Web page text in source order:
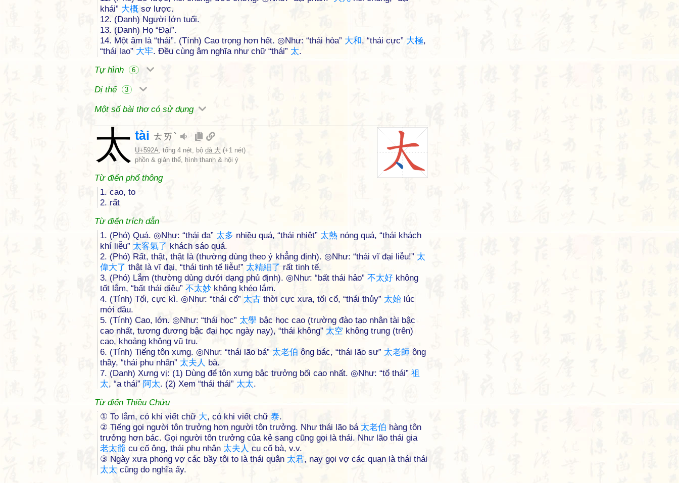
khái” 大概 sơ lược.
12. (Danh) Người lớn tuổi.
13. (Danh) Họ “Đại”.
14. Một âm là “thái”. (Tính) Cao trọng hơn hết. ◎Như: “thái hòa” 大和, “thái cực” 大極,
“thái lao” 大牢. Đều cùng âm nghĩa như chữ “thái” 太.
Tự hình
6
Dị thể 3
Một số bài thơ có sử dụng
太 tài ㄊㄞˋ
U+592A, tổng 4 nét, bộ dà 大 (+1 nét)
phồn & giản thể, hình thanh & hội ý
Từ điển phổ thông
1. cao, to
2. rất
Từ điển trích dẫn
1. (Phó) Quá. ◎Như: “thái đa” 太多 nhiều quá, “thái nhiệt” 太熱 nóng quá, “thái khách
khí liễu” 太客氣了 khách sáo quá.
2. (Phó) Rất, thật, thật là (thường dùng theo ý khẳng định). ◎Như: “thái vĩ đại liễu!” 太
偉大了 thật là vĩ đại, “thái tinh tế liễu!” 太精細了 rất tinh tế.
3. (Phó) Lắm (thường dùng dưới dạng phủ định). ◎Như: “bất thái hảo” 不太好 không
tốt lắm, “bất thái diệu” 不太妙 không khéo lắm.
4. (Tính) Tối, cực kì. ◎Như: “thái cổ” 太古 thời cực xưa, tối cổ, “thái thủy” 太始 lúc
mới đầu.
5. (Tính) Cao, lớn. ◎Như: “thái học” 太學 bậc học cao (trường đào tạo nhân tài bậc
cao nhất, tương đương bậc đại học ngày nay), “thái không” 太空 không trung (trên)
cao, khoảng không vũ trụ.
6. (Tính) Tiếng tôn xưng. ◎Như: “thái lão bá” 太老伯 ông bác, “thái lão sư” 太老師 ông
thầy, “thái phu nhân” 太夫人 bà.
7. (Danh) Xưng vị: (1) Dùng để tôn xưng bậc trưởng bối cao nhất. ◎Như: “tổ thái” 祖
太, “a thái” 阿太. (2) Xem “thái thái” 太太.
Từ điển Thiều Chửu
① To lắm, có khi viết chữ 大, có khi viết chữ 泰.
② Tiếng gọi người tôn trưởng hơn người tôn trưởng. Như thái lão bá 太老伯 hàng tôn
trưởng hơn bác. Gọi người tôn trưởng của kẻ sang cũng gọi là thái. Như lão thái gia
老太爺 cụ cố ông, thái phu nhân 太夫人 cụ cố bà, v.v.
③ Ngày xưa phong vợ các bầy tôi to là thái quân 太君, nay gọi vợ các quan là thái thái
太太 cũng do nghĩa ấy.